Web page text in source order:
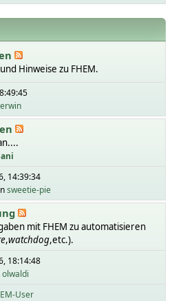
Hinweise zu FHEM.
erwin
14:39:34
sweetie-pie
mit FHEM zu automatisieren
,watchdog,etc.).
18:14:48
olwaldi
User